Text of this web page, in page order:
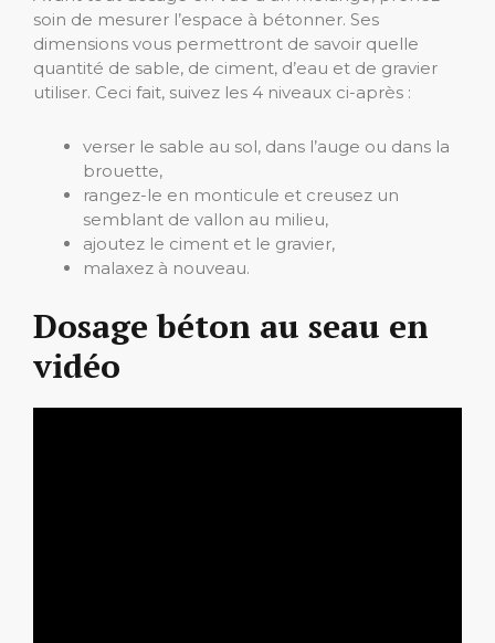
soin de mesurer l’espace à bétonner. Ses
dimensions vous permettront de savoir quelle
quantité de sable, de ciment, d’eau et de gravier
utiliser. Ceci fait, suivez les 4 niveaux ci-après :
verser le sable au sol, dans l’auge ou dans la
brouette,
rangez-le en monticule et creusez un
semblant de vallon au milieu,
ajoutez le ciment et le gravier,
malaxez à nouveau.
Dosage béton au seau en
vidéo